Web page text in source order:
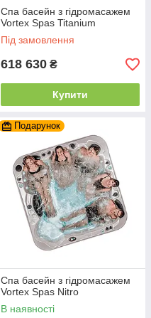
Спа басейн з гідромасажем
Vortex Spas Titanium
Під замовлення
618 630 ₴
Купити
Подарунок
Спа басейн з гідромасажем
Vortex Spas Nitro
В наявності